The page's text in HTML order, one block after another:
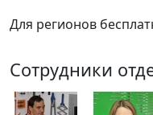
Для регионов
Сотрудники